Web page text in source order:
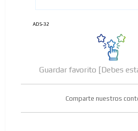
ADS-32
Guardar favorito [Debes
Comparte nuestros